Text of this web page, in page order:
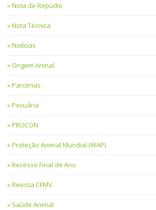
Nota de Repúdio
Nota Técnica
Notícias
Origem Aninal
Parcerias
Pecuária
PROCON
Proteção Animal Mundial (WAP)
Recesso Final de Ano
Revista CFMV
Saúde Animal